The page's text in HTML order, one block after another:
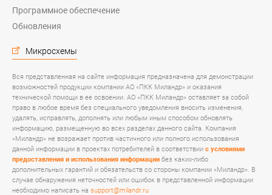
Программное обеспечение
Обновления
Микросхемы
Вся представленная на сайте информация предназначена для демонстрации
возможностей продукции компании АО «ПКК Миландр» и оказания
технической помощи в ее освоении. АО «ПКК Миландр» оставляет за собой
право в любое время без специального уведомления вносить изменения,
удалять, исправлять, дополнять или любым иным способом обновлять
информацию, размещенную во всех разделах данного сайта. Компания
«Миландр» не возражает против частичного или полного использования
данной информации в проектах потребителей в соответствии с условиями
предоставления и использования информации без каких-либо
дополнительных гарантий и обязательств со стороны компании «Миландр». В
случае обнаружения неточностей или ошибок в представленной информации
необходимо написать на support@milandr.ru